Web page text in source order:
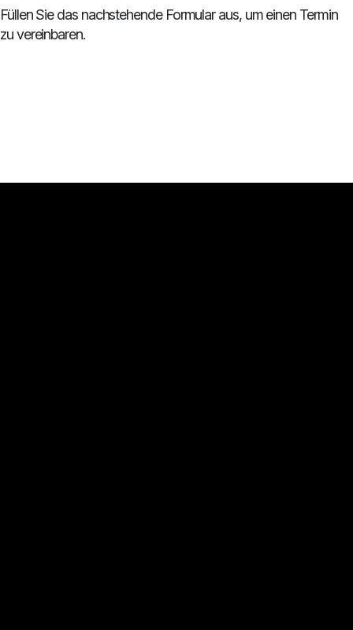
Füllen Sie das nachstehende Formular aus, um einen Termin
zu vereinbaren.